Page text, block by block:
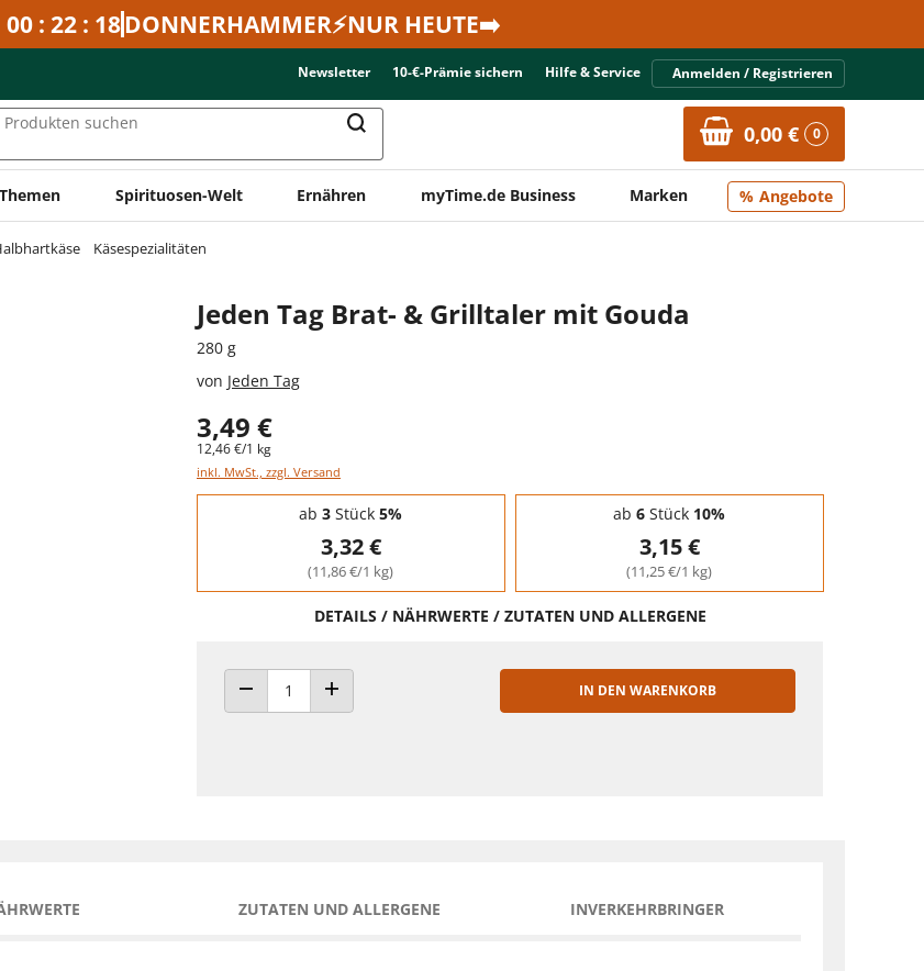
00 : 22 : 18DONNERHAMMER⚡NUR HEUTE➡️
Newsletter 10-€-Prämie sichern Hilfe & Service Anmelden / Registrieren
Produkten suchen 0,00 € 0
Themen Spirituosen-Welt Ernähren myTime.de Business Marken Angebote
Käsespezialitäten
Jeden Tag Brat- & Grilltaler mit Gouda
280 g
von Jeden Tag
3,49 €
12,46 €/1 kg
inkl. MwSt., zzgl. Versand
Staffelpreise - Mengenrabatt
ab 3 Stück 5%
3,32 €
(11,86 €/1 kg)
ab 6 Stück 10%
3,15 €
(11,25 €/1 kg)
DETAILS / NÄHRWERTE / ZUTATEN UND ALLERGENE
ANZAHL VERRINGERNANZAHL ERHÖHEN
IN DEN WARENKORB
ZUTATEN UND ALLERGENE INVERKEHRBRINGER